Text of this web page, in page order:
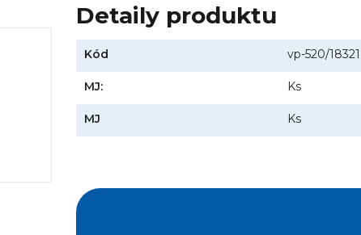
Detaily produktu
Kód vp-520/18321
MJ: Ks
MJ Ks